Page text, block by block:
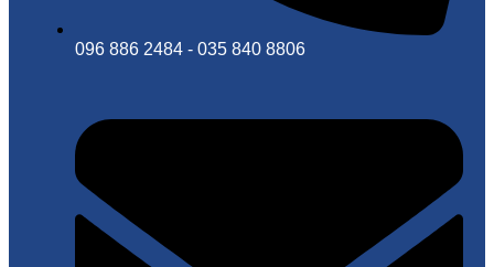
096 886 2484 - 035 840 8806